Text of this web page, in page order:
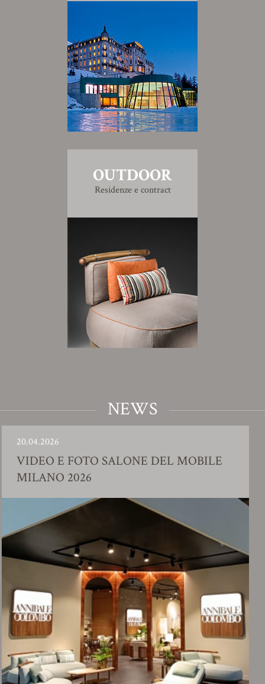
OUTDOOR
Residenze e contract
NEWS
E FOTO SALONE DEL MOBILE
2026